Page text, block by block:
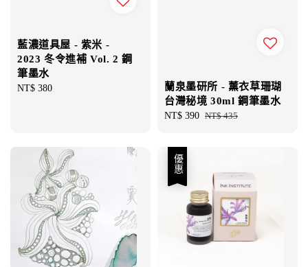
藍濃道具屋 - 紫米 -
2023 冬令進補 Vol. 2 鋼
筆墨水
Regular
NT$ 380
蘭泉墨研所 - 薰衣草珊瑚
台灣秘境 30ml 鋼筆墨水
Sale
NT$ 390 Regular
NT$ 435
優惠